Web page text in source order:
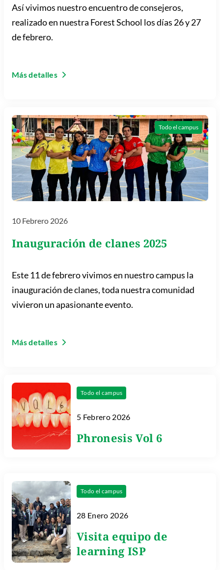
Así vivimos nuestro encuentro de consejeros,
realizado en nuestra Forest School los días 26 y 27
de febrero.
Más detalles
Todo el campus
10 Febrero 2026
Inauguración de clanes 2025
Este 11 de febrero vivimos en nuestro campus la
inauguración de clanes, toda nuestra comunidad
vivieron un apasionante evento.
Más detalles
Todo el campus
5 Febrero 2026
Phronesis Vol 6
Todo el campus
28 Enero 2026
Visita equipo de
learning ISP